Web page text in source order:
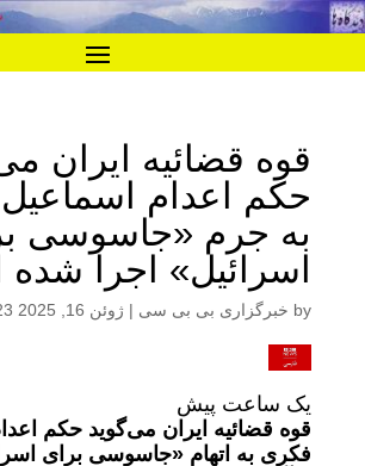
قوه قضائیه ایران
حکم اعدام
به جرم «جاسوسی
اسرائیل» اجرا
by خبرگزاری بی بی سی | ژوئن 16, 2025 8:23 ق.ظ
یک ساعت پیش
قوه قضائیه ایران می‌گوید حکم
فکری به اتهام «جاسوسی برای